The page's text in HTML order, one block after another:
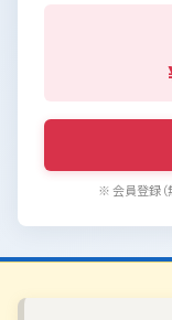
※ 会員登録（